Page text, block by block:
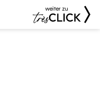
weiter zu